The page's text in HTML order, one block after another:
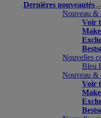
Dernières nouveautés
Nouveau &
Voir
Nouvelles
Bleu
Nouveau &
Voir